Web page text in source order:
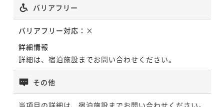
バリアフリー
バリアフリー対応： ×
詳細情報
詳細は、宿泊施設までお問い合わせください。
その他
当項目の詳細は、宿泊施設までお問い合わせください。